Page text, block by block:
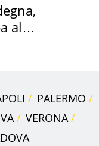
al
PALERMO
VERONA